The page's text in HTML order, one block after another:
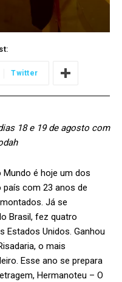
Twitter
18 e 19 de agosto com
Mundo é hoje um dos
com 23 anos de
Já se
Brasil, fez quatro
Estados Unidos. Ganhou
o mais
Esse ano se prepara
Hermanoteu – O